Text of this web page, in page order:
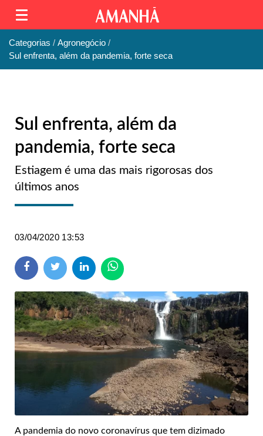
Categorias
Agronegócio
Sul enfrenta, além da pandemia, forte seca
Sul enfrenta, além da
pandemia, forte seca
Estiagem é uma das mais rigorosas dos
últimos anos
03/04/2020 13:53
A pandemia do novo coronavírus que tem dizimado